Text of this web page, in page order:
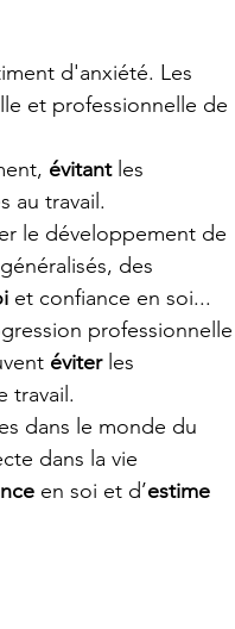
d'anxiété. Les
et professionnelle de
évitant les
au travail.
le développement de
généralisés, des
et confiance en soi...
professionnelle
éviter les
travail.
dans le monde du
dans la vie
en soi et d’estime